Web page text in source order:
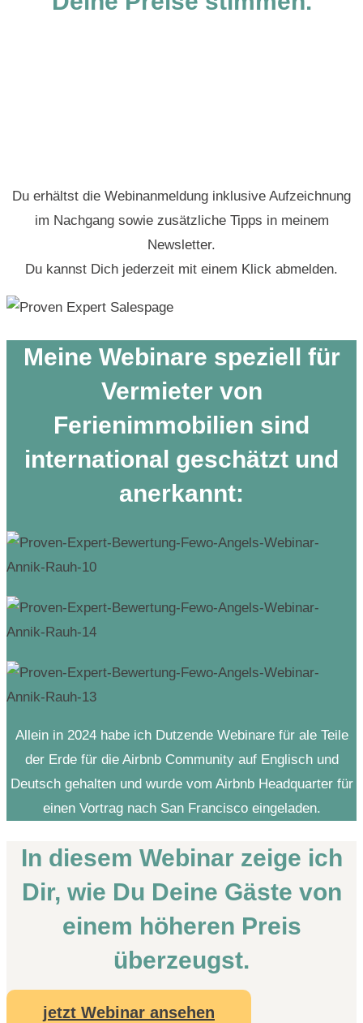
Du erhältst die Webinanmeldung inklusive Aufzeichnung
im Nachgang sowie zusätzliche Tipps in meinem
Newsletter.
Du kannst Dich jederzeit mit einem Klick abmelden.
Meine Webinare speziell für
Vermieter von
Ferienimmobilien sind
international geschätzt und
anerkannt:
Allein in 2024 habe ich Dutzende Webinare für ale Teile
der Erde für die Airbnb Community auf Englisch und
Deutsch gehalten und wurde vom Airbnb Headquarter für
einen Vortrag nach San Francisco eingeladen.
In diesem Webinar zeige ich
Dir, wie Du Deine Gäste von
einem höheren Preis
überzeugst.
jetzt Webinar ansehen